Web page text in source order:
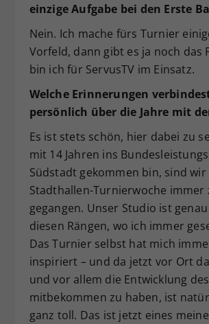
einzige Aufgabe bei den Erste
Nein. Ich mache fürs Turnier
Vorfeld, dann gibt es ja noch das
bin ich für ServusTV im Einsatz.
Welche Erinnerungen
persönlich über die Jahre mit
Es ist stets schön, hier dabei zu
mit 14 Jahren ins
Südstadt gekommen bin, sind
Stadthallen-Turnierwoche immer
gegangen. Unser Studio ist
diesen Rängen, wo ich immer
Das Turnier selbst hat mich
inspiriert – und da jetzt vor Ort
und vor allem die Entwicklung
mitbekommen zu haben, ist
ganz toll. Das ist jetzt eines